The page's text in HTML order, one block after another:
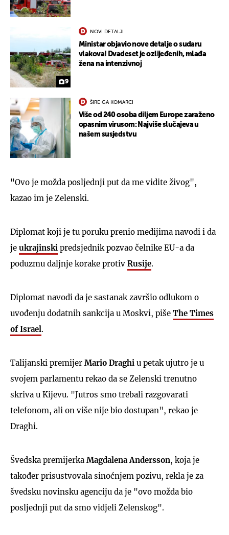
9
NOVI DETALJI
Ministar objavio nove detalje o sudaru
vlakova! Dvadeset je ozlijeđenih, mlađa
žena na intenzivnoj
ŠIRE GA KOMARCI
Više od 240 osoba diljem Europe zaraženo
opasnim virusom: Najviše slučajeva u
našem susjedstvu
"Ovo je možda posljednji put da me vidite živog",
kazao im je Zelenski.
Diplomat koji je tu poruku prenio medijima navodi i da
je ukrajinski predsjednik pozvao čelnike EU-a da
poduzmu daljnje korake protiv Rusije.
Diplomat navodi da je sastanak završio odlukom o
uvođenju dodatnih sankcija u Moskvi, piše The Times
of Israel.
Talijanski premijer Mario Draghi u petak ujutro je u
svojem parlamentu rekao da se Zelenski trenutno
skriva u Kijevu. "Jutros smo trebali razgovarati
telefonom, ali on više nije bio dostupan", rekao je
Draghi.
Švedska premijerka Magdalena Andersson, koja je
također prisustvovala sinoćnjem pozivu, rekla je za
švedsku novinsku agenciju da je "ovo možda bio
posljednji put da smo vidjeli Zelenskog".